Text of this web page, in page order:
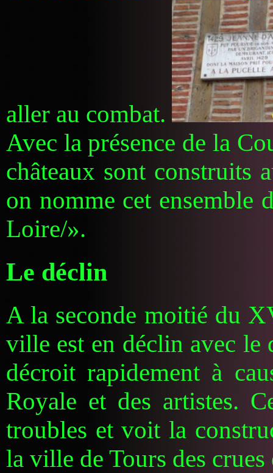
aller au combat.
Avec la présence de la
châteaux sont construits
on nomme cet ensemble
Loire/».
Le déclin
A la seconde moitié du
ville est en déclin avec le
décroit rapidement à
Royale et des artistes.
troubles et voit la
la ville de Tours des